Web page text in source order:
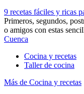
9 recetas fáciles y ricas
Primeros, segundos,
o amigos con estas
Cuenca
Cocina y recetas
Taller de cocina
Más de Cocina y recetas